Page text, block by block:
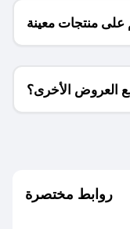
منتجات معينة
فقط؟
العروض الأخرى؟
روابط مختصرة